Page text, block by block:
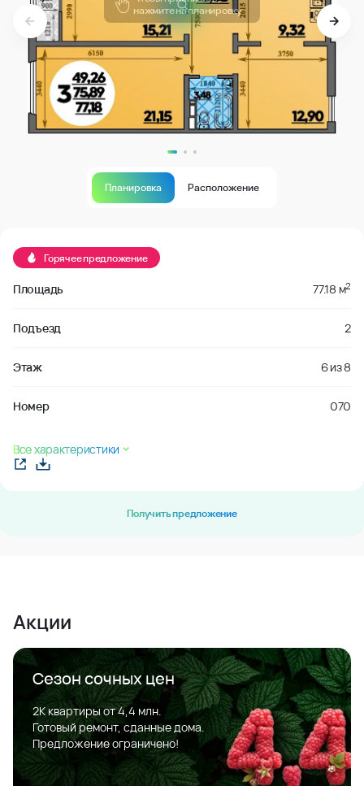
Планировка Расположение
Горячее предложение
Площадь 77.18 м2
Подъезд 2
Этаж 6из8
Номер 070
Все характеристики
Получить предложение
Акции
Сезон сочных цен
2К квартиры от 4,4 млн.
Готовый ремонт, сданные дома.
Предложение ограничено!